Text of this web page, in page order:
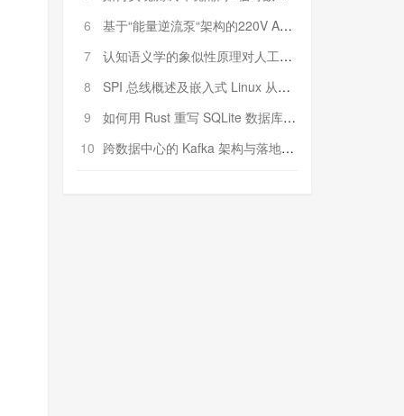
6
基于“能量逆流泵“架构的220V AC至20V DC 300W高效电源设计
7
认知语义学的象似性原理对人工智能自然语言处理深层语义分析的影响与启示
8
SPI 总线概述及嵌入式 Linux 从属 SPI 设备驱动程序开发（第二部分，实践）
9
如何用 Rust 重写 SQLite 数据库（二）:是否有市场空间？
10 跨数据中心的 Kafka 架构与落地实战